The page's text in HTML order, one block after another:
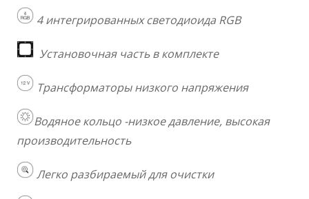
4 интегрированных светодиоида RGB
Установочная часть в комплекте
Трансформаторы низкого напряжения
Водяное кольцо -низкое давление, высокая
производительность
Легко разбираемый для очистки